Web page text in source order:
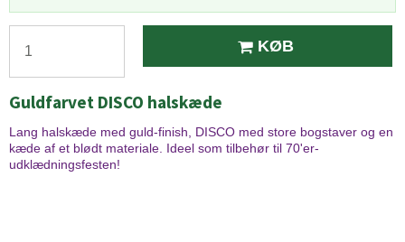
KØB
Guldfarvet DISCO halskæde
Lang halskæde med guld-finish, DISCO med store bogstaver og en
kæde af et blødt materiale. Ideel som tilbehør til 70'er-
udklædningsfesten!